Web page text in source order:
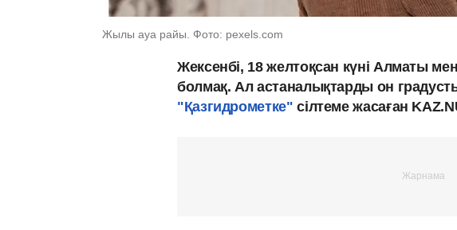
Жылы ауа райы. Фото: pexels.com
Жексенбі, 18 желтоқсан күні Алматы
болмақ. Ал астаналықтарды он
"Қазгидрометке" сілтеме жасаған